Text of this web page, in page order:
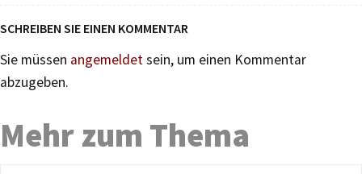
SCHREIBEN SIE EINEN KOMMENTAR
Sie müssen angemeldetsein, um einen Kommentar
abzugeben.
Mehr zum Thema